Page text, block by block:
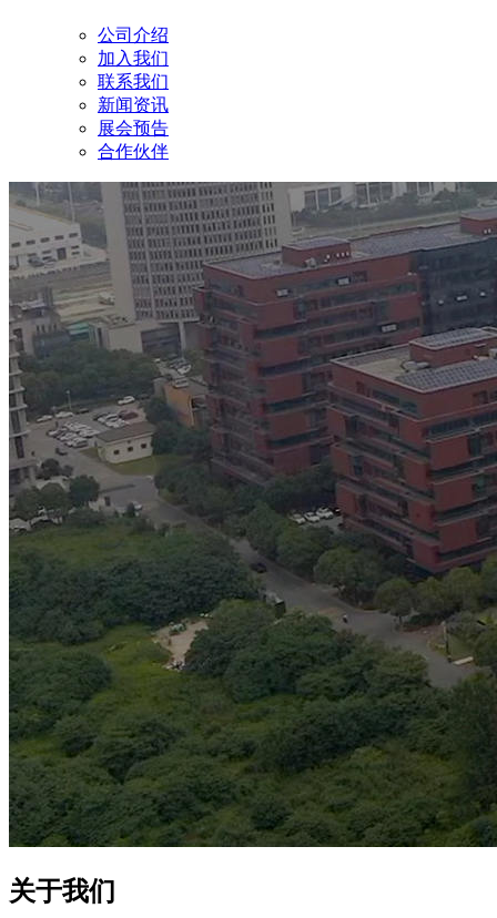
公司介绍
加入我们
联系我们
新闻资讯
展会预告
合作伙伴
关于我们